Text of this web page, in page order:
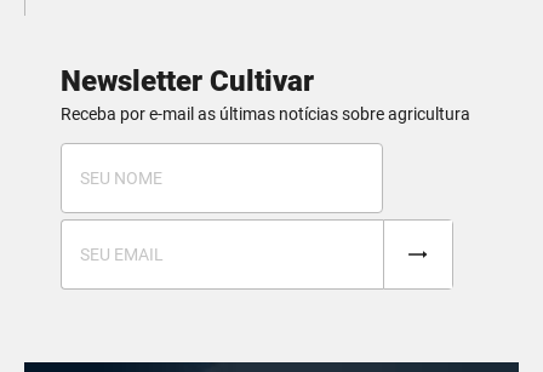
Newsletter Cultivar
Receba por e-mail as últimas notícias sobre agricultura